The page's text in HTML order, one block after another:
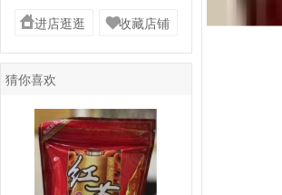
进店逛逛 收藏店铺
猜你喜欢